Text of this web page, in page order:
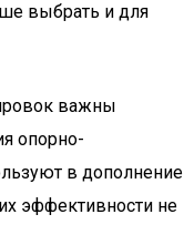
выбрать и для
важны
опорно-
в дополнение
эффективности не